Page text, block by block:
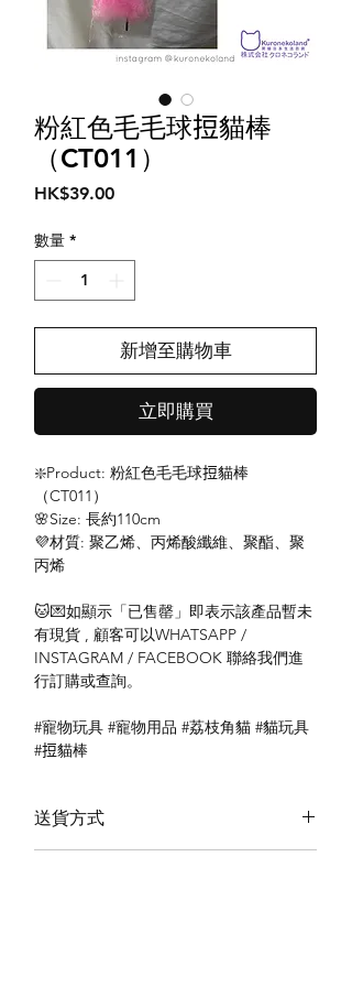
粉紅色毛毛球𢭃貓棒
（CT011）
HK$39.00價
數量 *
新增至購物車
立即購買
❇️Product: 粉紅色毛毛球𢭃貓棒
（CT011）
🌸Size: 長約110cm
💜材質: 聚乙烯、丙烯酸纖維、聚酯、聚
丙烯
🐱💌如顯示「已售罄」即表示該產品暫未
有現貨 , 顧客可以WHATSAPP /
INSTAGRAM / FACEBOOK 聯絡我們進
行訂購或查詢。
#寵物玩具 #寵物用品 #荔枝角貓 #貓玩具
#𢭃貓棒
送貨方式